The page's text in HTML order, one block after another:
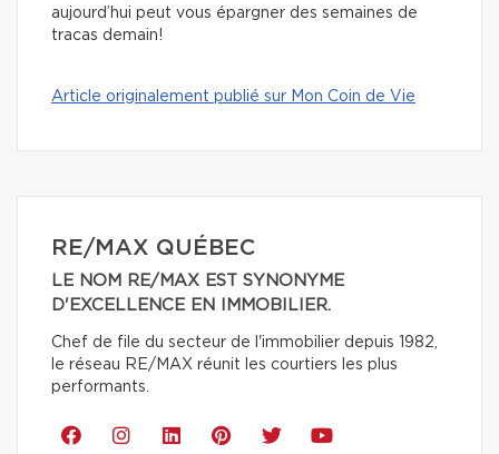
aujourd’hui peut vous épargner des semaines de
tracas demain!
Article originalement publié sur Mon Coin de Vie
RE/MAX QUÉBEC
LE NOM RE/MAX EST SYNONYME
D'EXCELLENCE EN IMMOBILIER.
Chef de file du secteur de l'immobilier depuis 1982,
le réseau RE/MAX réunit les courtiers les plus
performants.